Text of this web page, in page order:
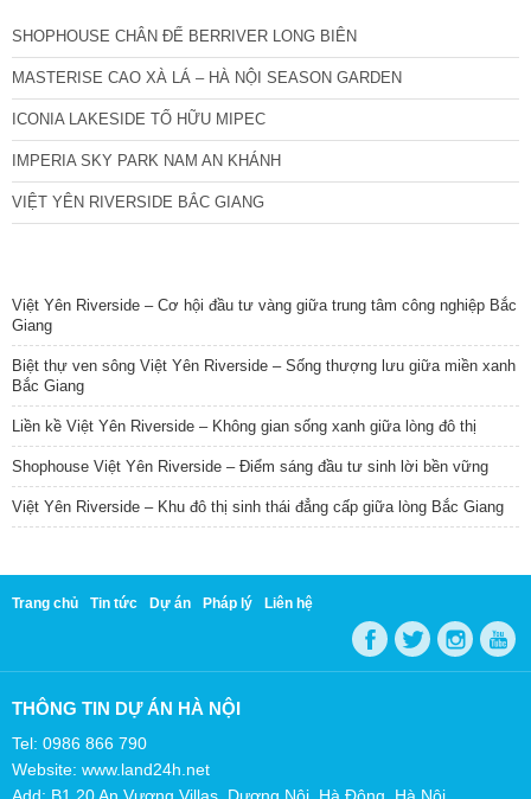
SHOPHOUSE CHÂN ĐẾ BERRIVER LONG BIÊN
MASTERISE CAO XÀ LÁ – HÀ NỘI SEASON GARDEN
ICONIA LAKESIDE TỐ HỮU MIPEC
IMPERIA SKY PARK NAM AN KHÁNH
VIỆT YÊN RIVERSIDE BẮC GIANG
Việt Yên Riverside – Cơ hội đầu tư vàng giữa trung tâm công nghiệp Bắc
Giang
Biệt thự ven sông Việt Yên Riverside – Sống thượng lưu giữa miền xanh
Bắc Giang
Liền kề Việt Yên Riverside – Không gian sống xanh giữa lòng đô thị
Shophouse Việt Yên Riverside – Điểm sáng đầu tư sinh lời bền vững
Việt Yên Riverside – Khu đô thị sinh thái đẳng cấp giữa lòng Bắc Giang
Trang chủ Tin tức Dự án Pháp lý Liên hệ
THÔNG TIN DỰ ÁN HÀ NỘI
Tel: 0986 866 790
Website: www.land24h.net